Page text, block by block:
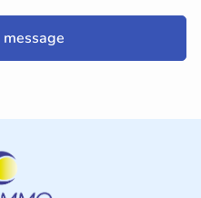
message